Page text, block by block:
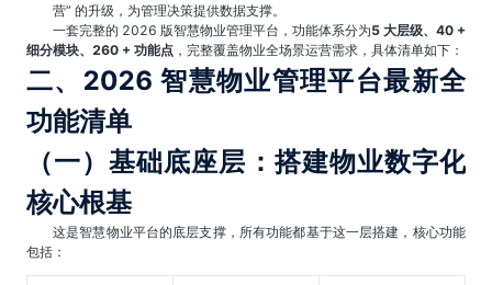
营” 的升级，为管理决策提供数据支撑。
一套完整的 2026 版智慧物业管理平台，功能体系分为5 大层级、40 +
细分模块、260 + 功能点 ，完整覆盖物业全场景运营需求，具体清单如下：
二、2026 智慧物业管理平台最新全
功能清单
（一）基础底座层：搭建物业数字化
核心根基
这是智慧物业平台的底层支撑，所有功能都基于这一层搭建，核心功能
包括：